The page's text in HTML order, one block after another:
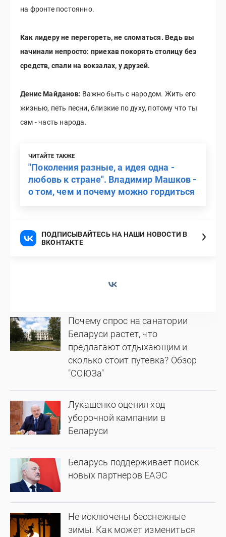
на фронте постоянно.
Как лидеру не перегореть, не сломаться. Ведь вы
начинали непросто: приехав покорять столицу без
средств, спали на вокзалах, у друзей.
Денис Майданов: Важно быть с народом. Жить его
жизнью, петь песни, близкие по духу, потому что ты
сам - часть народа.
ЧИТАЙТЕ ТАКЖЕ
"Поколения разные, а идея одна -
любовь к стране". Владимир Машков -
о том, чем и почему можно гордиться
ПОДПИСЫВАЙТЕСЬ НА НАШИ НОВОСТИ В
ВКОНТАКТЕ
Почему спрос на санатории
Беларуси растет, что
предлагают отдыхающим и
сколько стоит путевка? Обзор
"СОЮЗа"
Лукашенко оценил ход
уборочной кампании в
Беларуси
Беларусь поддерживает поиск
новых партнеров ЕАЭС
Не исключены бесснежные
зимы. Как может измениться